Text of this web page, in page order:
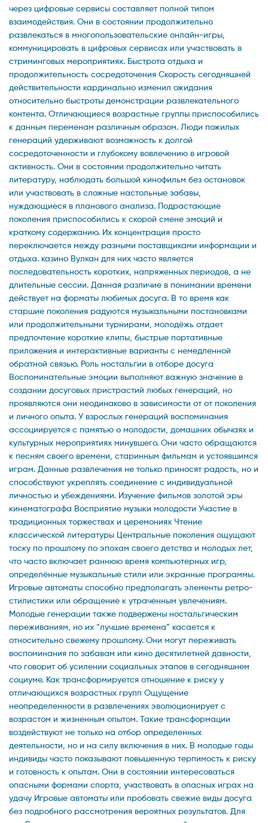
через цифровые сервисы составляет полной типом
взаимодействия. Они в состоянии продолжительно
развлекаться в многопользовательские онлайн-игры,
коммуницировать в цифровых сервисах или участвовать в
стриминговых мероприятиях. Быстрота отдыха и
продолжительность сосредоточения Скорость сегодняшней
действительности кардинально изменил ожидания
относительно быстроты демонстрации развлекательного
контента. Отличающиеся возрастные группы приспособились
к данным переменам различным образом. Люди пожилых
генераций удерживают возможность к долгой
сосредоточенности и глубокому вовлечению в игровой
активность. Они в состоянии продолжительно читать
литературу, наблюдать большой кинофильм без остановок
или участвовать в сложные настольные забавы,
нуждающиеся в планового анализа. Подрастающие
поколения приспособились к скорой смене эмоций и
краткому содержанию. Их концентрация просто
переключается между разными поставщиками информации и
отдыха. казино Вулкан для них часто является
последовательность коротких, напряженных периодов, а не
длительные сессии. Данная различие в понимании времени
действует на форматы любимых досуга. В то время как
старшие поколения радуются музыкальными постановками
или продолжительными турнирами, молодёжь отдает
предпочтение короткие клипы, быстрые портативные
приложения и интерактивные варианты с немедленной
обратной связью. Роль ностальгии в отборе досуга
Воспоминательные эмоции выполняют важную значение в
создании досуговых пристрастий любых генераций, но
проявляются они неодинаково в зависимости от от поколения
и личного опыта. У взрослых генераций воспоминания
ассоциируется с памятью о молодости, домашних обычаях и
культурных мероприятиях минувшего. Они часто обращаются
к песням своего времени, старинным фильмам и устоявшимся
играм. Данные развлечения не только приносят радость, но и
способствуют укреплять соединение с индивидуальной
личностью и убеждениями. Изучение фильмов золотой эры
кинематографа Восприятие музыки молодости Участие в
традиционных торжествах и церемониях Чтение
классической литературы Центральные поколения ощущают
тоску по прошлому по эпохам своего детства и молодых лет,
что часто включает раннюю время компьютерных игр,
определённые музыкальные стили или экранные программы.
Игровые автоматы способно предполагать элементы ретро-
стилистики или обращение к утраченным увлечениям.
Молодые генерации также подвержены ностальгическим
переживаниям, но их “лучшие времена” касается к
относительно свежему прошлому. Они могут переживать
воспоминания по забавам или кино десятилетней давности,
что говорит об усилении социальных этапов в сегодняшнем
социуме. Как трансформируется отношение к риску у
отличающихся возрастных групп Ощущение
неопределенности в развлечениях эволюционирует с
возрастом и жизненным опытом. Такие трансформации
воздействуют не только на отбор определенных
деятельности, но и на силу включения в них. В молодые годы
индивиды часто показывают повышенную терпимость к риску
и готовность к опытам. Они в состоянии интересоваться
опасными формами спорта, участвовать в опасных играх на
удачу Игровые автоматы или пробовать свежие виды досуга
без подробного рассмотрения вероятных результатов. Для